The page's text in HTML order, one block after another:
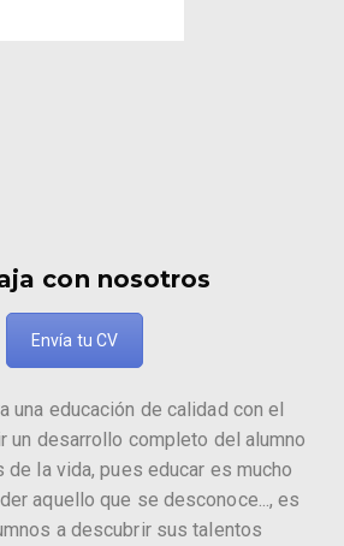
con nosotros
Envía tu CV
una educación de calidad con el
un desarrollo completo del alumno
la vida, pues educar es mucho
aquello que se desconoce..., es
a descubrir sus talentos